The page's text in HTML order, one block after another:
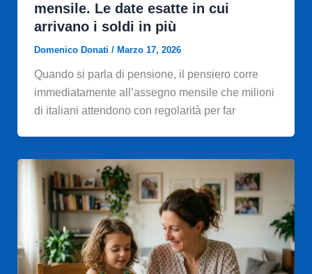
mensile. Le date esatte in cui
arrivano i soldi in più
Domenico Donati / Marzo 17, 2026
Quando si parla di pensione, il pensiero corre
immediatamente all’assegno mensile che milioni
di italiani attendono con regolarità per far